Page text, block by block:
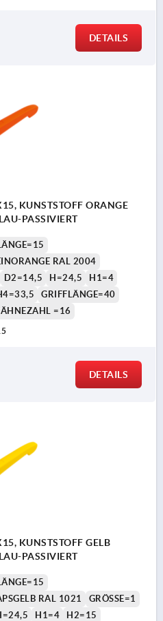
DETAILS
KUNSTSTOFF ORANGE
PASSIVIERT
RAL 2004
D2=14,5 H=24,5
H1=4
GRIFFLÄNGE=40
=16
DETAILS
KUNSTSTOFF GELB
PASSIVIERT
RAL 1021
GRÖSSE=1
H1=4
H2=15